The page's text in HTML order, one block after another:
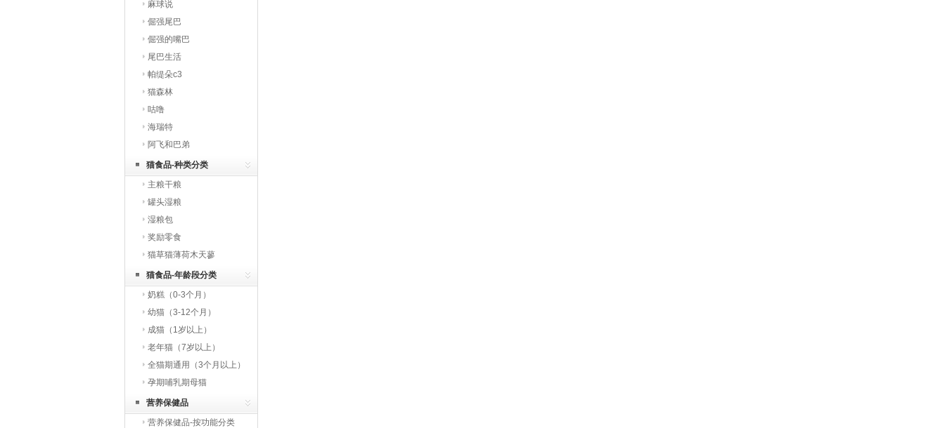
麻球说
倔强尾巴
倔强的嘴巴
尾巴生活
帕缇朵c3
猫森林
咕噜
海瑞特
阿飞和巴弟
猫食品-种类分类
主粮干粮
罐头湿粮
湿粮包
奖励零食
猫草猫薄荷木天蓼
猫食品-年龄段分类
奶糕（0-3个月）
幼猫（3-12个月）
成猫（1岁以上）
老年猫（7岁以上）
全猫期通用（3个月以上）
孕期哺乳期母猫
营养保健品
营养保健品-按功能分类